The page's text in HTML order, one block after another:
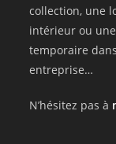
collection, une
intérieur ou
temporaire
entreprise…
N’hésitez pas à